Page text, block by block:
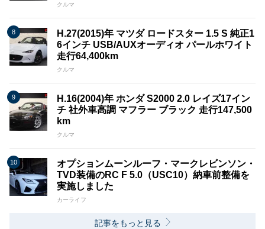
クルマ
H.27(2015)年 マツダ ロードスター 1.5 S 純正1
6インチ USB/AUXオーディオ パールホワイト
走行64,400km
クルマ
H.16(2004)年 ホンダ S2000 2.0 レイズ17イン
チ 社外車高調 マフラー ブラック 走行147,500
km
クルマ
オプションムーンルーフ・マークレビンソン・
TVD装備のRC F 5.0（USC10）納車前整備を
実施しました
カーライフ
記事をもっと見る